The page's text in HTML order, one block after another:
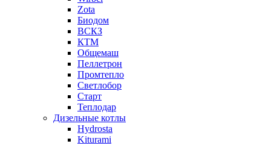
Zota
Биодом
ВСКЗ
КТМ
Общемаш
Пеллетрон
Промтепло
Светлобор
Старт
Теплодар
Дизельные котлы
Hydrosta
Kiturami